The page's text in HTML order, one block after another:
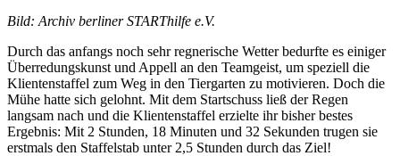
Bild: Archiv berliner STARThilfe e.V.
Durch das anfangs noch sehr regnerische Wetter bedurfte es einiger
Überredungskunst und Appell an den Teamgeist, um speziell die
Klientenstaffel zum Weg in den Tiergarten zu motivieren. Doch die
Mühe hatte sich gelohnt. Mit dem Startschuss ließ der Regen
langsam nach und die Klientenstaffel erzielte ihr bisher bestes
Ergebnis: Mit 2 Stunden, 18 Minuten und 32 Sekunden trugen sie
erstmals den Staffelstab unter 2,5 Stunden durch das Ziel!